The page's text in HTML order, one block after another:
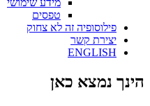
מידע שימושי
טפסים
פילוסופיה זה לא צחוק
יצירת קשר
ENGLISH
הינך נמצא כאן